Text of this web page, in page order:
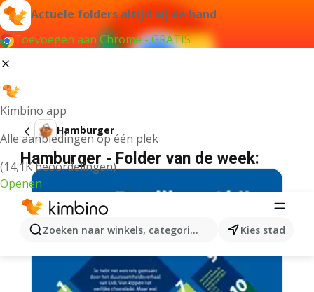
Actuele folders altijd bij de hand
Toevoegen aan Chrome - GRATIS
Kimbino app
Alle aanbiedingen op één plek
(14,1K beoordelingen)
Openen
Zoeken naar winkels, categorieën, producten...
Kies stad
Hamburger
Hamburger - Folder van de week: